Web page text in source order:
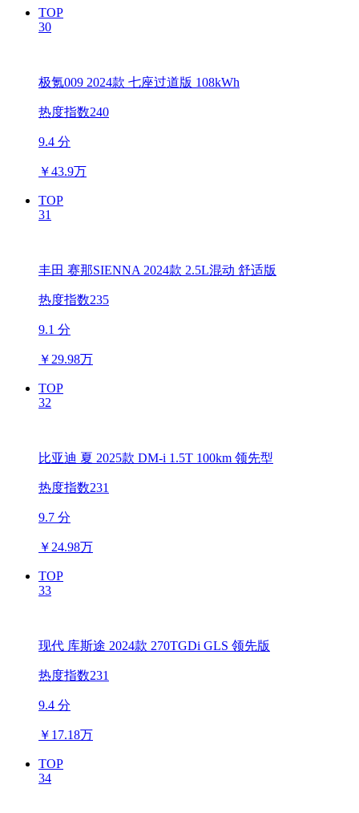
TOP
30
极氪009 2024款 七座过道版 108kWh
热度指数240
9.4 分
￥43.9万
TOP
31
丰田 赛那SIENNA 2024款 2.5L混动 舒适版
热度指数235
9.1 分
￥ 29.98万
TOP
32
比亚迪 夏 2025款 DM-i 1.5T 100km 领先型
热度指数231
9.7 分
￥ 24.98万
TOP
33
现代 库斯途 2024款 270TGDi GLS 领先版
热度指数231
9.4 分
￥ 17.18万
TOP
34